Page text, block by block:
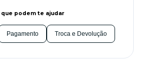
podem te ajudar
Pagamento Troca e Devolução